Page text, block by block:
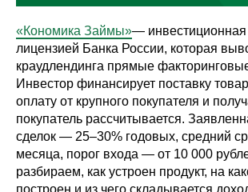
«Кономика Займы»—
лицензией Банка России, которая
краудлендинга прямые
Инвестор финансирует поставку
оплату от крупного покупателя и
покупатель рассчитывается.
сделок — 25–30% годовых, средний
месяца, порог входа — от 10 000
разбираем, как устроен продукт, на
построен и из чего складывается